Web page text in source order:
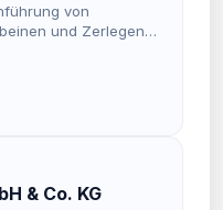
von
und Zerlegen
von
Genehmigung
& Co. KG